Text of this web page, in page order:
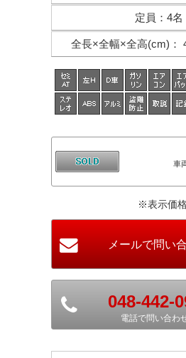
定員 ： 4名
全長×全幅×全高(cm) ：
車
※表示価
048-442-
電話で問い合わ